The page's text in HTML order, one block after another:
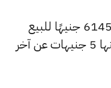
كما ارتفع سعر عيار 18 ليصل إلى 6145 جنيهًا للبيع
و6110 جنيهًا للشراء، بزيادة قيمتها 5 جنيهات عن آخر